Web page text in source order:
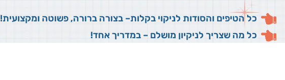
כל הטיפים והסודות לניקוי בקלות– בצורה ברורה, פשוטה ומקצועית!
כל מה שצריך לניקיון מושלם – במדריך אחד!